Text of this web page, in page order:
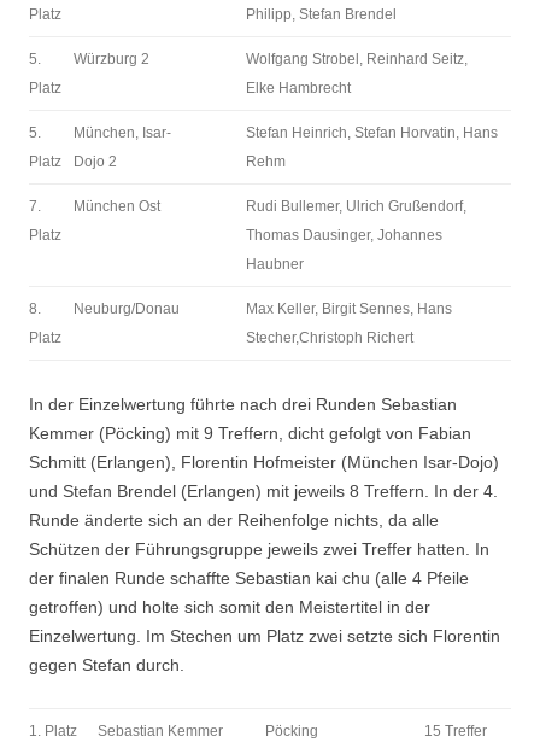
Platz
Philipp, Stefan Brendel
5.
Platz
Würzburg 2
Wolfgang Strobel, Reinhard Seitz,
Elke Hambrecht
5.
Platz
München, Isar-
Dojo 2
Stefan Heinrich, Stefan Horvatin, Hans
Rehm
7.
Platz
München Ost
Rudi Bullemer, Ulrich Grußendorf,
Thomas Dausinger, Johannes
Haubner
8.
Platz
Neuburg/Donau
Max Keller, Birgit Sennes, Hans
Stecher,Christoph Richert
In der Einzelwertung führte nach drei Runden Sebastian
Kemmer (Pöcking) mit 9 Treffern, dicht gefolgt von Fabian
Schmitt (Erlangen), Florentin Hofmeister (München Isar-Dojo)
und Stefan Brendel (Erlangen) mit jeweils 8 Treffern. In der 4.
Runde änderte sich an der Reihenfolge nichts, da alle
Schützen der Führungsgruppe jeweils zwei Treffer hatten. In
der finalen Runde schaffte Sebastian kai chu (alle 4 Pfeile
getroffen) und holte sich somit den Meistertitel in der
Einzelwertung. Im Stechen um Platz zwei setzte sich Florentin
gegen Stefan durch.
1. Platz Sebastian Kemmer Pöcking 15 Treffer